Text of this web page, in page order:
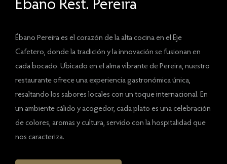
Ébano Rest. Pereira
Ébano Pereira es el corazón de la alta cocina en el Eje
Cafetero, donde la tradición y la innovación se fusionan en
cada bocado. Ubicado en el alma vibrante de Pereira, nuestro
restaurante ofrece una experiencia gastronómica única,
resaltando los sabores locales con un toque internacional. En
un ambiente cálido y acogedor, cada plato es una celebración
de colores, aromas y cultura, servido con la hospitalidad que
nos caracteriza.